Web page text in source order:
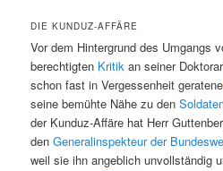
DIE KUNDUZ-AFFÄRE
Vor dem Hintergrund des Umgangs
berechtigten Kritik an seiner
schon fast in Vergessenheit geratene
seine bemühte Nähe zu den
der Kunduz-Affäre hat Herr
denGeneralinspekteur der
weil sie ihn angeblich unvollständig